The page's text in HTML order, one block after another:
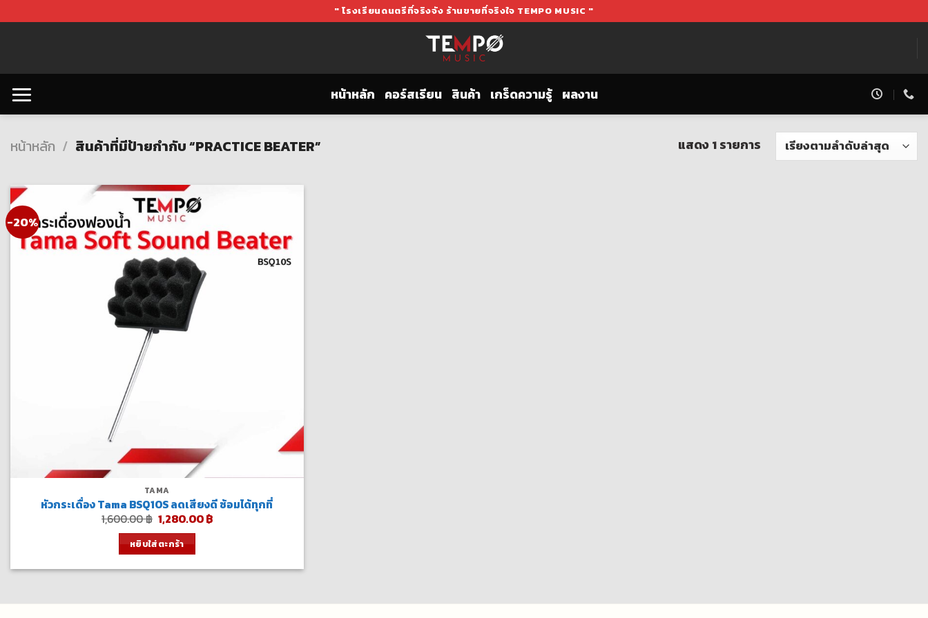
to
" โรงเรียนดนตรีที่จริงจัง ร้านขายที่จริงใจ TEMPO MUSIC "
หน้าหลัก คอร์สเรียน สินค้า เกร็ดความรู้ ผลงาน
หน้าหลัก / สินค้าที่มีป้ายกำกับ “PRACTICE BEATER” แสดง 1 รายการ
-20%
TAMA
หัวกระเดื่อง Tama BSQ10S ลดเสียงดี ซ้อมได้ทุกที่
1,600.00฿ Original
price
was:
1,600.00 ฿.
1,280.00฿Current
หยิบใส่ตะกร้า